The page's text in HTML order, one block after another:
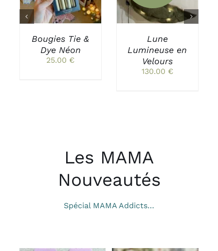
Bougies Tie &
Dye Néon
25.00 €
Lune
Lumineuse en
Velours
130.00 €
Les MAMA
Nouveautés
Spécial MAMA Addicts…